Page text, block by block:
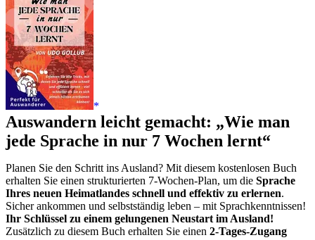
Auswandern leicht gemacht: „Wie man
jede Sprache in nur 7 Wochen lernt“
Planen Sie den Schritt ins Ausland? Mit diesem kostenlosen Buch
erhalten Sie einen strukturierten 7-Wochen-Plan, um die Sprache
Ihres neuen Heimatlandes schnell und effektiv zu erlernen.
Sicher ankommen und selbstständig leben – mit Sprachkenntnissen!
Ihr Schlüssel zu einem gelungenen Neustart im Ausland!
Zusätzlich zu diesem Buch erhalten Sie einen 2-Tages-Zugang